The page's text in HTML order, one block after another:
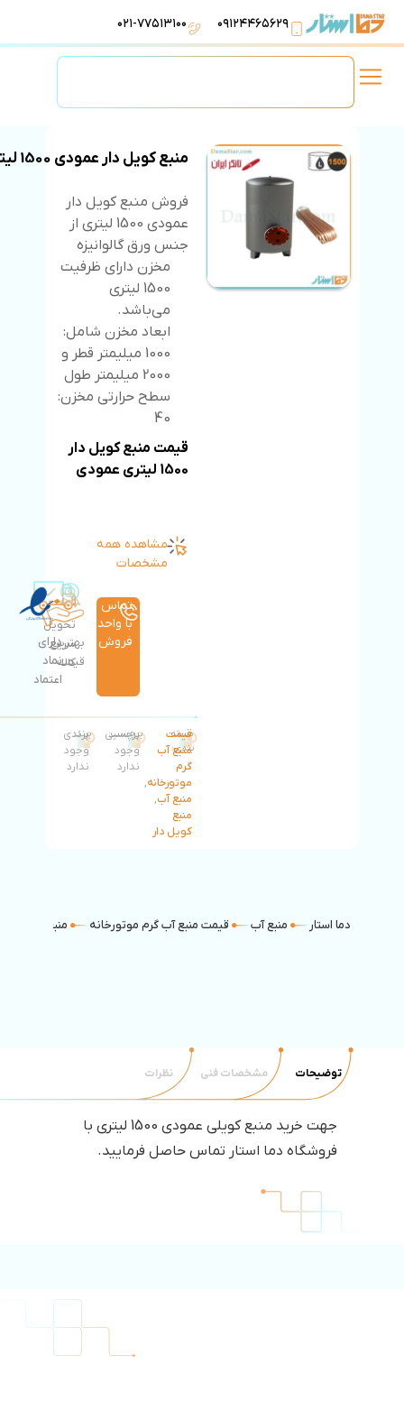
۰۹۱۲۴۴۶۵۶۲۹ ۰۲۱-۷۷۵۱۳۱۰۰
منبع کویل دار عمودی 1500 لیتری
فروش منبع کویل دار
عمودی 1500 لیتری از
جنس ورق گالوانیزه
مخزن دارای ظرفیت
1500 لیتری
می‌باشد.
ابعاد مخزن شامل:
1000 میلیمتر قطر و
2000 میلیمتر طول
سطح حرارتی مخزن:
40
قیمت منبع کویل دار
1500 لیتری
عمودی
مشاهده همه
مشخصات
بهترین
قیمت
تحویل
سریع
کالا
دارای
نماد
اعتماد
تماس
با واحد
فروش
دسته
بندی:
قیمت
منبع آب
گرم
موتورخانه,
منبع آب,
منبع
کویل دار
برچسب:
برچسبی
وجود
ندارد
برند:
برندی
وجود
ندارد
دما استار منبع آب قیمت منبع آب گرم موتورخانه منبع کویل دار
توضیحات مشخصات فنی نظرات
جهت خرید منبع کویلی عمودی 1500 لیتری با
فروشگاه دما استار تماس حاصل فرمایید.